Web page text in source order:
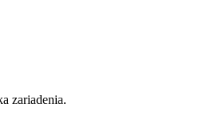
zariadenia.